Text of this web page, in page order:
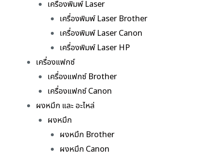
เครื่องพิมพ์ Laser
เครื่องพิมพ์ Laser Brother
เครื่องพิมพ์ Laser Canon
เครื่องพิมพ์ Laser HP
เครื่องแฟกซ์
เครื่องแฟกซ์ Brother
เครื่องแฟกซ์ Canon
ผงหมึก และ อะไหล่
ผงหมึก
ผงหมึก Brother
ผงหมึก Canon